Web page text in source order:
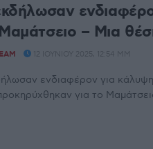
– Μια
12 ΙΟΥΝΊΟΥ 2025, 12:54 ΜΜ
ενδιαφέρον για
για το